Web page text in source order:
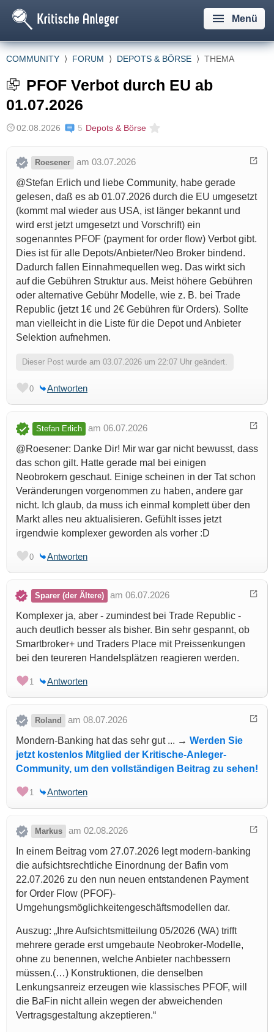
Menü
COMMUNITY ⟩ FORUM ⟩ DEPOTS & BÖRSE ⟩ THEMA
PFOF Verbot durch EU ab
01.07.2026
02.08.2026 5 Depots & Börse
Roesener
am 03.07.2026
@Stefan Erlich und liebe Community, habe gerade
gelesen, daß es ab 01.07.2026 durch die EU umgesetzt
(kommt mal wieder aus USA, ist länger bekannt und
wird erst jetzt umgesetzt und Vorschrift) ein
sogenanntes PFOF (payment for order flow) Verbot gibt.
Dies ist für alle Depots/Anbieter/Neo Broker bindend.
Dadurch fallen Einnahmequellen weg. Das wirkt sich
auf die Gebühren Struktur aus. Meist höhere Gebühren
oder alternative Gebühr Modelle, wie z. B. bei Trade
Republic (jetzt 1€ und 2€ Gebühren für Orders). Sollte
man vielleicht in die Liste für die Depot und Anbieter
Selektion aufnehmen.
Dieser Post wurde am 03.07.2026 um 22:07 Uhr geändert.
0 Antworten
Stefan Erlich
am 06.07.2026
@Roesener: Danke Dir! Mir war gar nicht bewusst, dass
das schon gilt. Hatte gerade mal bei einigen
Neobrokern geschaut. Einige scheinen in der Tat schon
Veränderungen vorgenommen zu haben, andere gar
nicht. Ich glaub, da muss ich einmal komplett über den
Markt alles neu aktualisieren. Gefühlt isses jetzt
irgendwie komplexer geworden als vorher :D
0 Antworten
Sparer (der Ältere)
am 06.07.2026
Komplexer ja, aber - zumindest bei Trade Republic -
auch deutlich besser als bisher. Bin sehr gespannt, ob
Smartbroker+ und Traders Place mit Preissenkungen
bei den teureren Handelsplätzen reagieren werden.
1 Antworten
Roland
am 08.07.2026
Mondern-Banking hat das sehr gut ... → Werden Sie
jetzt kostenlos Mitglied der Kritische-Anleger-
Community, um den vollständigen Beitrag zu sehen!
1 Antworten
Markus
am 02.08.2026
In einem Beitrag vom 27.07.2026 legt modern-banking
die aufsichtsrechtliche Einordnung der Bafin vom
22.07.2026 zu den nun neuen entstandenen Payment
for Order Flow (PFOF)-
Umgehungsmöglichkeitengeschäftsmodellen dar.
Auszug: „Ihre Aufsichtsmitteilung 05/2026 (WA) trifft
mehrere gerade erst umgebaute Neobroker-Modelle,
ohne zu benennen, welche Anbieter nachbessern
müssen.(…) Konstruktionen, die denselben
Lenkungsanreiz erzeugen wie klassisches PFOF, will
die BaFin nicht allein wegen der abweichenden
Vertragsgestaltung akzeptieren.“